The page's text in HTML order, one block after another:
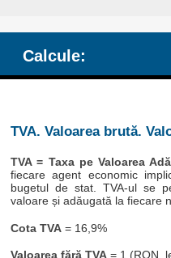
Calcule:
TVA. Valoarea brută.
TVA = Taxa pe Valoarea
fiecare agent economic
bugetul de stat. TVA-ul se
valoare și adăugată la fiecare
Cota TVA = 16,9%
Valoarea fără TVA = 1 (RON,